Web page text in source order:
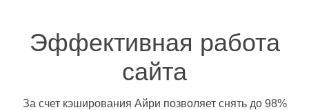
Эффективная работа
сайта
За счет кэширования Айри позволяет снять до 98%